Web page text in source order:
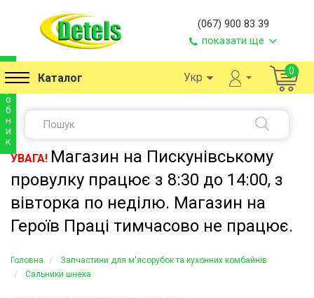
(067) 900 83 39
показати ще
Каталог Укр 0
УВАГА! Магазин на Пискунівському
провулку працює з 8:30 до 14:00, з
вівторка по неділю. Магазин на
Героїв Праці тимчасово не працює.
Головна
Запчастини для м'ясорубок та кухонних комбайнів
Сальники шнека
и
о
б
н
и
к